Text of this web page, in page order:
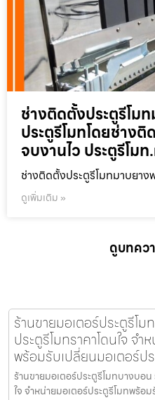
ช่างติดตั้งประตูรีโม
ประตูรีโมทโดยช่าง
จบงานไว ประตูรีโม
ช่างติดตั้งประตูรีโมทมาบยา
ดูเพิ่มเติม »
ดูบทคว
ร้านขายมอเตอร์ประตูรีโ
ประตูรีโมทราคาโดนใจ จ
พร้อมรับเปลี่ยนมอเตอร์ป
ร้านขายมอเตอร์ประตูรีโมทบางบอ
ใจ จำหน่ายมอเตอร์ประตูรีโมทพร้อ